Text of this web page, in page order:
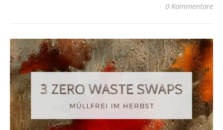
0 Kommentare